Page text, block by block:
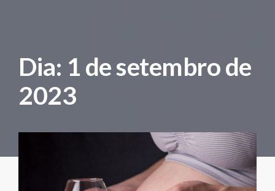
Dia: 1 de setembro de
2023